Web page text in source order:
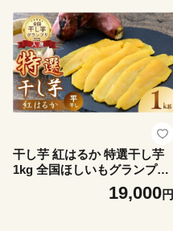
茨城県 龍ケ崎市
干し芋 紅はるか 特選干し芋
1kg 全国ほしいもグランプリ
入賞 | 干し芋 紅はるか 干し
いも ほし芋 ほしいも ホシイ
19,000円